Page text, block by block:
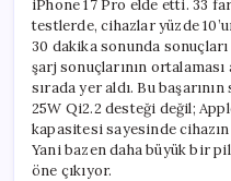
iPhone 17 Pro elde etti. 33
testlerde, cihazlar yüzde
30 dakika sonunda
şarj sonuçlarının ortalaması
sırada yer aldı. Bu
25W Qi2.2 desteği değil;
kapasitesi sayesinde
Yani bazen daha büyük bir
öne çıkıyor.